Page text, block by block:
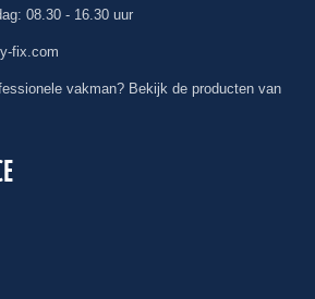
08.30 - 16.30 uur
fix.com
vakman? Bekijk de producten van